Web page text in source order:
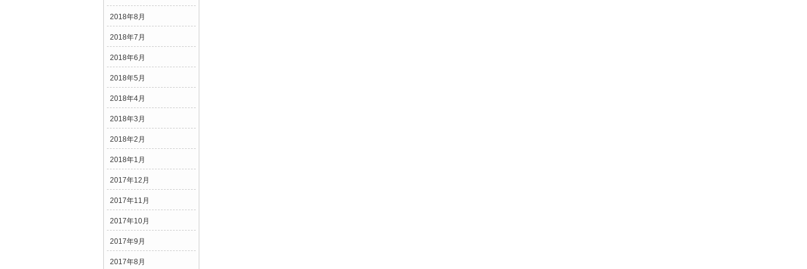
2018年8月
2018年7月
2018年6月
2018年5月
2018年4月
2018年3月
2018年2月
2018年1月
2017年12月
2017年11月
2017年10月
2017年9月
2017年8月